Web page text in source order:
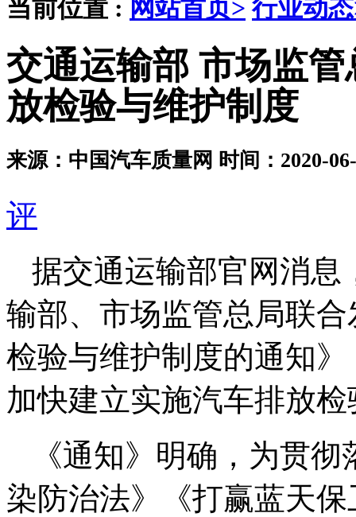
当前位置 : 网站首页> 行业动
交通运输部 市场监
放检验与维护制度
来源：中国汽车质量网 时间：2020-
评
据交通运输部官网消息
输部、市场监管总局联
检验与维护制度的通知
加快建立实施汽车排放
《通知》明确，为贯
染防治法》《打赢蓝天